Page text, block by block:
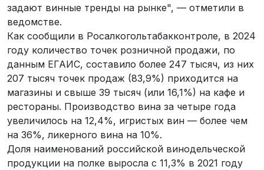
задают винные тренды на рынке", — отметили в
ведомстве.
Как сообщили в Росалкогольтабакконтроле, в 2024
году количество точек розничной продажи, по
данным ЕГАИС, составило более 247 тысяч, из них
207 тысяч точек продаж (83,9%) приходится на
магазины и свыше 39 тысяч (или 16,1%) на кафе и
рестораны. Производство вина за четыре года
увеличилось на 12,4%, игристых вин — более чем
на 36%, ликерного вина на 10%.
Доля наименований российской винодельческой
продукции на полке выросла с 11,3% в 2021 году